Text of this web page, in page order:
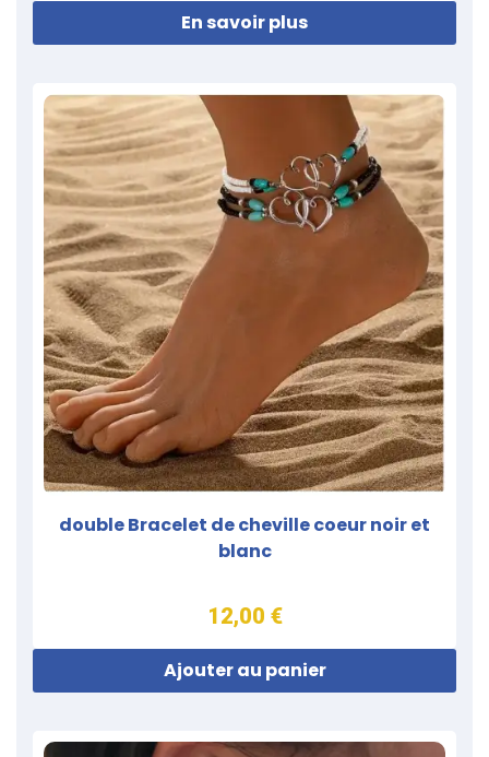
En savoir plus
double Bracelet de cheville coeur noir et
blanc
12,00 €
Ajouter au panier